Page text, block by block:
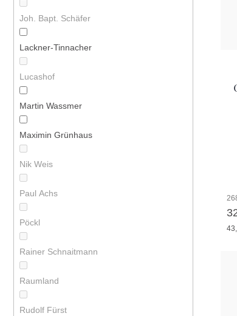
Joh. Bapt. Schäfer
Lackner-Tinnacher
Lucashof
Martin Wassmer
Maximin Grünhaus
Nik Weis
Paul Achs
Pöckl
Rainer Schnaitmann
Raumland
Rudolf Fürst